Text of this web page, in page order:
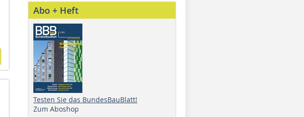
Abo + Heft
Testen Sie das BundesBauBlatt!
Zum Aboshop